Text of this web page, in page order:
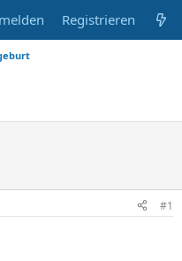
Registrieren
#1